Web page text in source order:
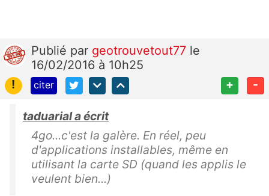
Publié par geotrouvetout77 le
16/02/2016 à 10h25
!
citer + -
taduarial a écrit
4go...c'est la galère. En réel, peu
d'applications installables, même en
utilisant la carte SD (quand les applis le
veulent bien...)